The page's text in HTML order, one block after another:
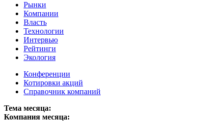
Рынки
Компании
Власть
Технологии
Интервью
Рейтинги
Экология
Конференции
Котировки акций
Справочник компаний
Тема месяца:
Компания месяца: